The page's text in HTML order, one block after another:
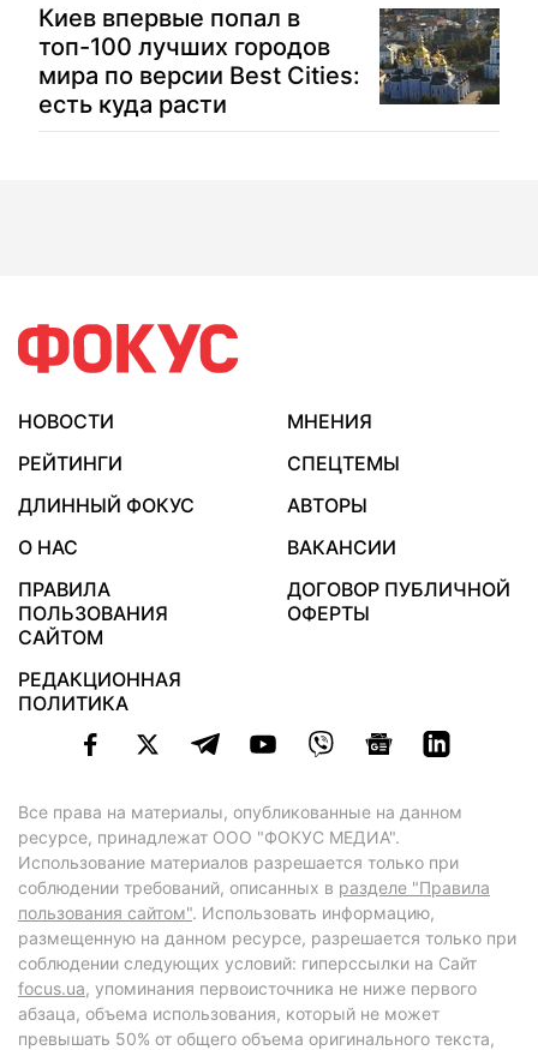
Киев впервые попал в
топ-100 лучших городов
мира по версии Best Cities:
есть куда расти
НОВОСТИ
МНЕНИЯ
РЕЙТИНГИ
СПЕЦТЕМЫ
ДЛИННЫЙ ФОКУС
АВТОРЫ
О НАС
ВАКАНСИИ
ПРАВИЛА
ПОЛЬЗОВАНИЯ
САЙТОМ
ДОГОВОР ПУБЛИЧНОЙ
ОФЕРТЫ
РЕДАКЦИОННАЯ
ПОЛИТИКА
Все права на материалы, опубликованные на данном
ресурсе, принадлежат ООО "ФОКУС МЕДИА".
Использование материалов разрешается только при
соблюдении требований, описанных в разделе "Правила
пользования сайтом". Использовать информацию,
размещенную на данном ресурсе, разрешается только при
соблюдении следующих условий: гиперссылки на Сайт
focus.ua, упоминания первоисточника не ниже первого
абзаца, объема использования, который не может
превышать 50% от общего объема оригинального текста,